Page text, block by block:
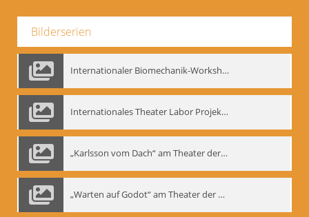
Bilderserien
Internationaler Biomechanik-Workshop, Moskau 1993
Internationales Theater Labor Projekt: Play Don Juan
„Karlsson vom Dach“ am Theater der Satire, Moskau 1985
„Warten auf Godot“ am Theater der Saire, Moskau 1980er